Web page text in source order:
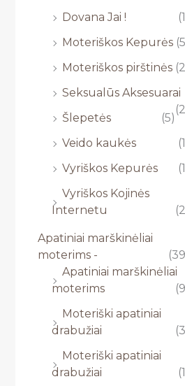
Dovana Jai !
Moteriškos Kepurės
Moteriškos pirštinės
Seksualūs Aksesuarai
Šlepetės
(5)
Veido kaukės
Vyriškos Kepurės
Vyriškos Kojinės
Internetu
Apatiniai marškinėliai
moterims -
Apatiniai marškinėliai
moterims
Moteriški apatiniai
drabužiai
Moteriški apatiniai
drabužiai